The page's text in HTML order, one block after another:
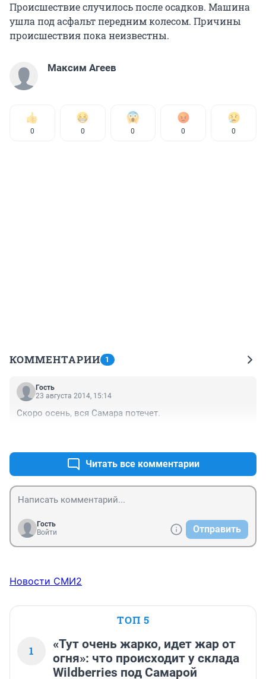
Происшествие случилось после осадков. Машина
ушла под асфальт передним колесом. Причины
происшествия пока неизвестны.
Максим Агеев
0 0 0 0 0
КОММЕНТАРИИ 1
Гость
23 августа 2014, 15:14
Скоро осень, вся Самара потечет.
Читать все комментарии
Гость
Войти
Отправить
Новости СМИ2
ТОП 5
1
«Тут очень жарко, идет жар от
огня»: что происходит у склада
Wildberries под Самарой